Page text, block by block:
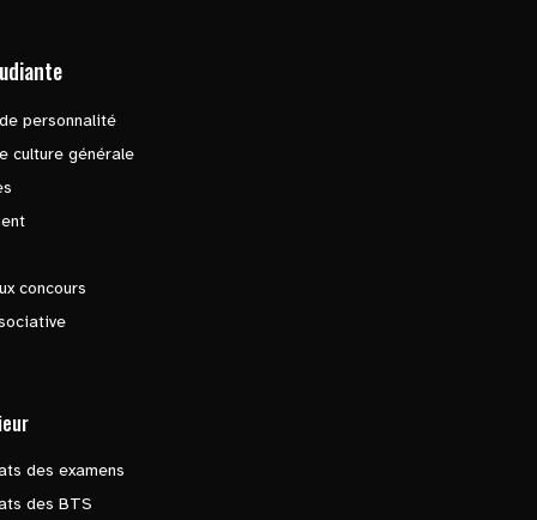
personnalité
culture générale
concours
des examens
des BTS